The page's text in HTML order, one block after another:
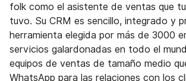
folk como el asistente de ventas que
tuvo. Su CRM es sencillo, integrado y
herramienta elegida por más de 3000
servicios galardonadas en todo el
equipos de ventas de tamaño medio
WhatsApp para las relaciones con los